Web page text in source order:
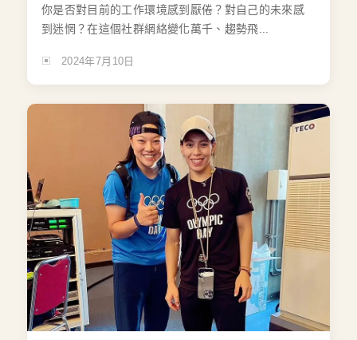
你是否對目前的工作環境感到厭倦？對自己的未來感
到迷惘？在這個社群網絡變化萬千、趨勢飛...
2024年7月10日